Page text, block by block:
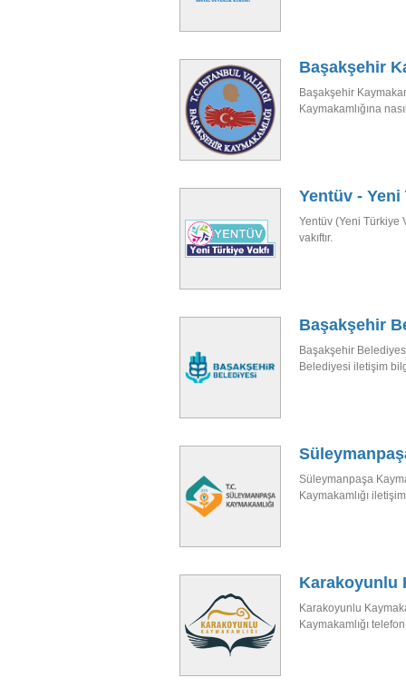
Başakşehir
Başakşehir
Kaymakamlığına
Yentüv - Yeni
Yentüv (Yeni Türkiye
vakıftır.
Başakşehir
Başakşehir
Belediyesi iletişim
Süleymanpaşa
Kaymakamlığı
Karakoyunlu
Karakoyunlu
Kaymakamlığı